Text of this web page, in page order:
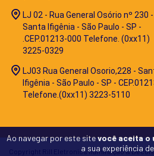
Ao navegar por este sitevocê aceita o
a sua experiência
LJ 02 - Rua General Osório nº 230 -
Santa Ifigênia - São Paulo - SP -
.CEP.01213-000 Telefone. (0xx11)
3225-0329
LJ03 Rua General Osorio,228 -
Ifigênia - São Paulo - SP -
Telefone.(0xx11) 3223-5110
Copyright Rill Eletronics Iluminação &